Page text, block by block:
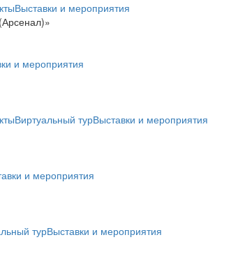
Выставки и мероприятия
и мероприятия
Виртуальный турВыставки и мероприятия
и мероприятия
турВыставки и мероприятия